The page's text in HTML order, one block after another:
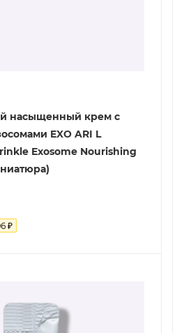
насыщенный крем с
EXO ARI L
Exosome Nourishing
₽